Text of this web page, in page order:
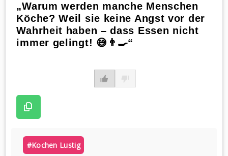
„Warum werden manche Menschen
Köche? Weil sie keine Angst vor der
Wahrheit haben – dass Essen nicht
immer gelingt! 😅👨‍🍳“
#kochen Lustig